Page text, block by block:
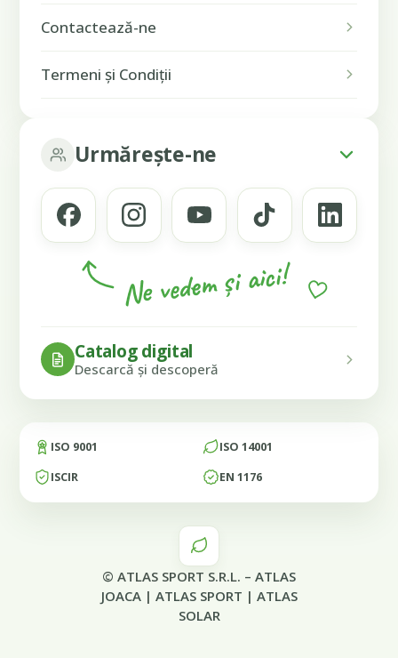
Contactează-ne
Termeni și Condiții
Urmărește-ne
Ne vedem și aici!
Catalog digital
Descarcă și descoperă
ISO 9001
ISO 14001
ISCIR
EN 1176
© ATLAS SPORT S.R.L. – ATLAS
JOACA| ATLAS SPORT | ATLAS
SOLAR